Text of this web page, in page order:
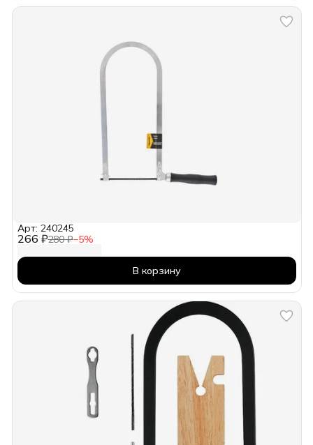
266 ₽280 ₽−5%
Арт: 240245
В корзину